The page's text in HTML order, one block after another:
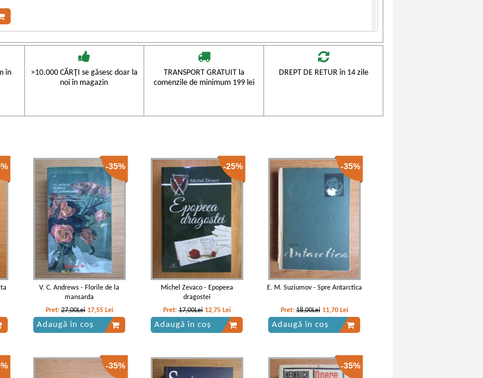
Franz Kafka - America Franz Kafka - America Franz Kafka - America
în
>10.000 CĂRŢI se găsesc doar la
noi în magazin
TRANSPORT GRATUIT la
comenzile de minimum 199 lei
DREPT DE RETUR în 14 zile
-35%
V. C. Andrews - Florile de la
mansarda
Pret:27,00Lei 17,55 Lei
Adaugă în coș
-25%
Michel Zevaco - Epopeea
dragostei
Pret:17,00Lei 12,75 Lei
Adaugă în coș
-35%
E. M. Suziumov - Spre Antarctica
Pret:18,00Lei 11,70 Lei
Adaugă în coș
-35% -35%